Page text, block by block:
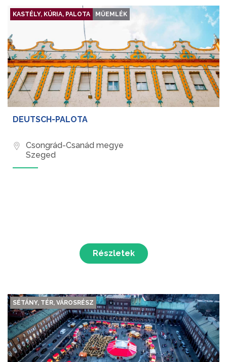
KASTÉLY, KÚRIA, PALOTA MŰEMLÉK
DEUTSCH-PALOTA
Csongrád-Csanád megye
Szeged
Részletek
SÉTÁNY, TÉR, VÁROSRÉSZ